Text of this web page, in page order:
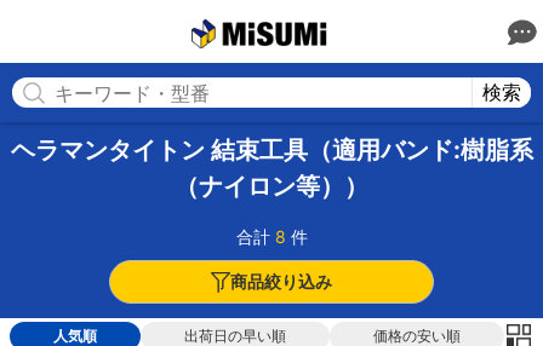
検索
ヘラマンタイトン 結束工具（適用バンド:樹脂系
（ナイロン等））
合計 8 件
商品絞り込み
人気順 出荷日の早い順 価格の安い順